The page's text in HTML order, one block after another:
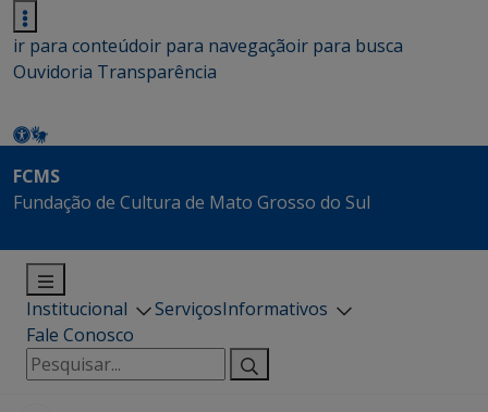
ir para conteúdoir para navegaçãoir para busca
Ouvidoria Transparência
FCMS
Fundação de Cultura de Mato Grosso do Sul
Institucional ServiçosInformativos
Fale Conosco
Pesquisar
por: